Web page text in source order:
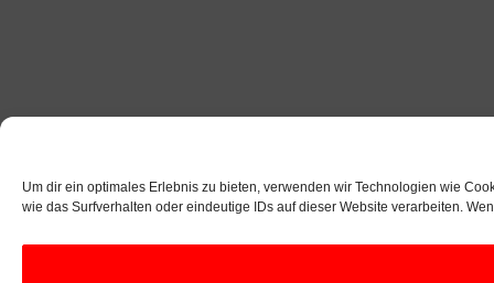
Um dir ein optimales Erlebnis zu bieten, verwenden wir Technologien wie
wie das Surfverhalten oder eindeutige IDs auf dieser Website verarbeiten.